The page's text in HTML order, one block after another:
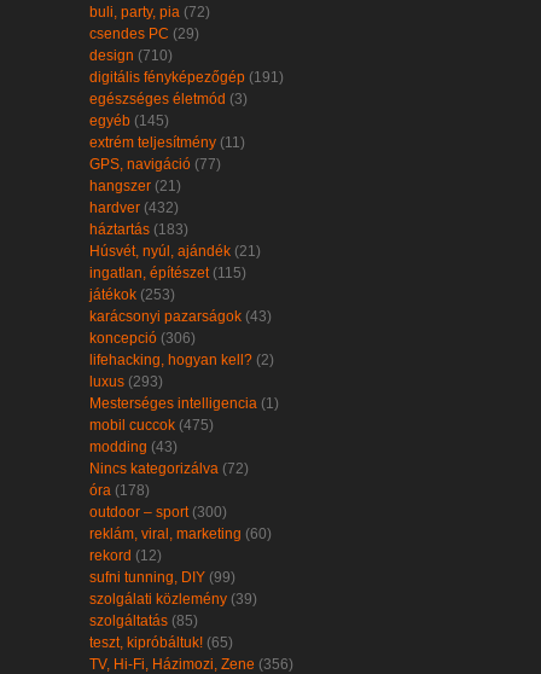
buli, party, pia (72)
csendes PC (29)
design (710)
digitális fényképezőgép (191)
egészséges életmód (3)
egyéb (145)
extrém teljesítmény (11)
GPS, navigáció (77)
hangszer (21)
hardver (432)
háztartás (183)
Húsvét, nyúl, ajándék (21)
ingatlan, építészet (115)
játékok (253)
karácsonyi pazarságok (43)
koncepció (306)
lifehacking, hogyan kell? (2)
luxus (293)
Mesterséges intelligencia (1)
mobil cuccok (475)
modding (43)
Nincs kategorizálva (72)
óra (178)
outdoor – sport (300)
reklám, viral, marketing (60)
rekord (12)
sufni tunning, DIY (99)
szolgálati közlemény (39)
szolgáltatás (85)
teszt, kipróbáltuk! (65)
TV, Hi-Fi, Házimozi, Zene (356)